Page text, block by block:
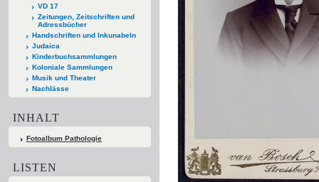
VD 17
Zeitungen, Zeitschriften und
Adressbücher
Handschriften und Inkunabeln
Judaica
Kinderbuchsammlungen
Koloniale Sammlungen
Musik und Theater
Nachlässe
INHALT
Fotoalbum Pathologie
LISTEN